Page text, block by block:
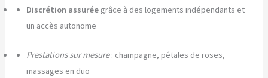
Discrétion assurée grâce à des logements indépendants et
un accès autonome
Prestations sur mesure: champagne, pétales de roses,
massages en duo